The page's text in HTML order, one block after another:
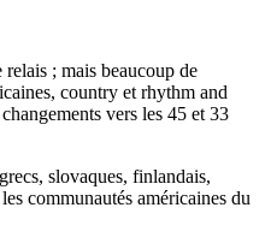
; mais beaucoup de
country et rhythm and
vers les 45 et 33
slovaques, finlandais,
communautés américaines du